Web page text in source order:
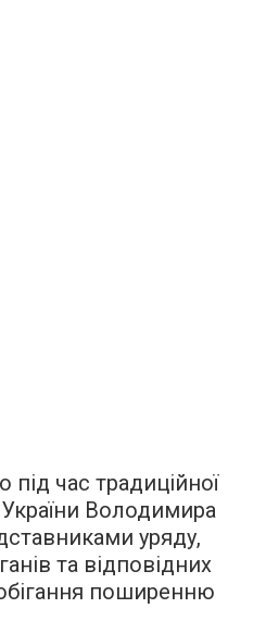
час традиційної
Володимира
уряду,
та відповідних
поширенню